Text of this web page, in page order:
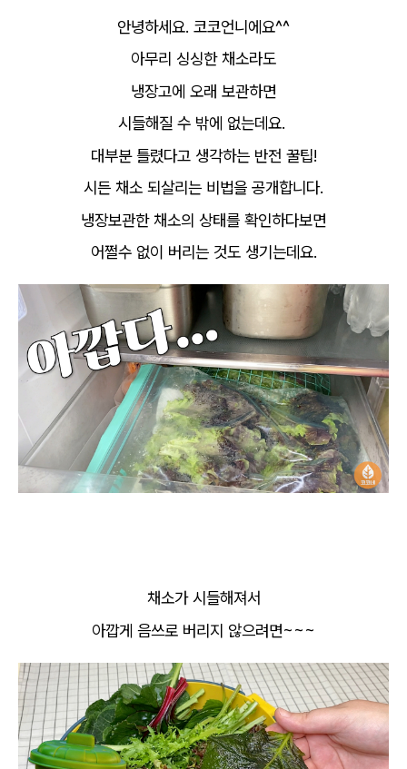
안녕하세요. 코코언니에요^^
아무리 싱싱한 채소라도
냉장고에 오래 보관하면
시들해질 수 밖에 없는데요.
대부분 틀렸다고 생각하는 반전 꿀팁!
시든 채소 되살리는 비법을 공개합니다.
냉장보관한 채소의 상태를 확인하다보면
어쩔수 없이 버리는 것도 생기는데요.
채소가 시들해져서
아깝게 음쓰로 버리지 않으려면~~~